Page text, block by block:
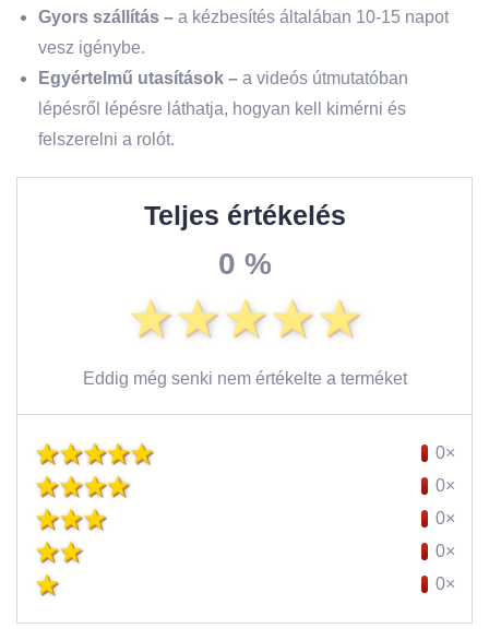
Gyors szállítás – a kézbesítés általában 10-15 napot
vesz igénybe.
Egyértelmű utasítások – a videós útmutatóban
lépésről lépésre láthatja, hogyan kell kimérni és
felszerelni a rolót.
Teljes értékelés
0 %
Eddig még senki nem értékelte a terméket
0×
0×
0×
0×
0×